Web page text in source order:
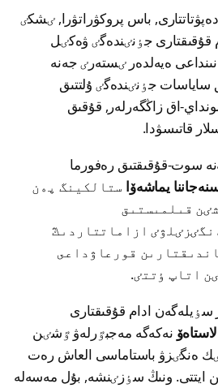
باس پروكۋراتۋرا, ٸشكٸ
قۇقىقتارى جٶنٸندەگٸ ۋەكٸل
ەيەلدەر ٸستەرٸ جەنە
ساياسات جٶنٸندەگٸ ۇلتتىق
اق زاڭگەرلەر, قۇقىق
قاتىسۋدا.
سوت-قۇقىقتىق رەفورما
يماشەۆا ستالكينگ پەن
قىلمىستىق
ازاماتتاردىڭ
قورعاۋداعى
اتاپ ٶتتٸ.
ادام قۇقىقتارى
نەكەگە مەجبٷرلەۋ ٷشٸن
ەنگٸزۋ باستاماسى العاش رەت
ايتتى. ونىڭ سٶزٸنشە, بۇل مەسەلە